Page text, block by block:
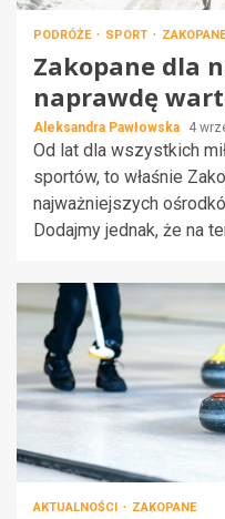
PODRÓŻE SPORT ZAKOPANE
Zakopane dla
naprawdę
Aleksandra Pawłowska 4
Od lat dla wszystkich
sportów, to właśnie
najważniejszych
Dodajmy jednak, że na
AKTUALNOŚCI ZAKOPANE